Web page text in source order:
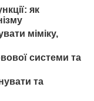
як
міміку,
системи та
та